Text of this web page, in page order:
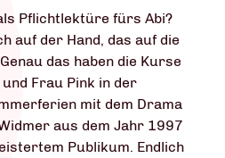
Pflichtlektüre fürs Abi?
auf der Hand, das auf die
das haben die Kurse
Frau Pink in der
mit dem Drama
aus dem Jahr 1997
Publikum. Endlich